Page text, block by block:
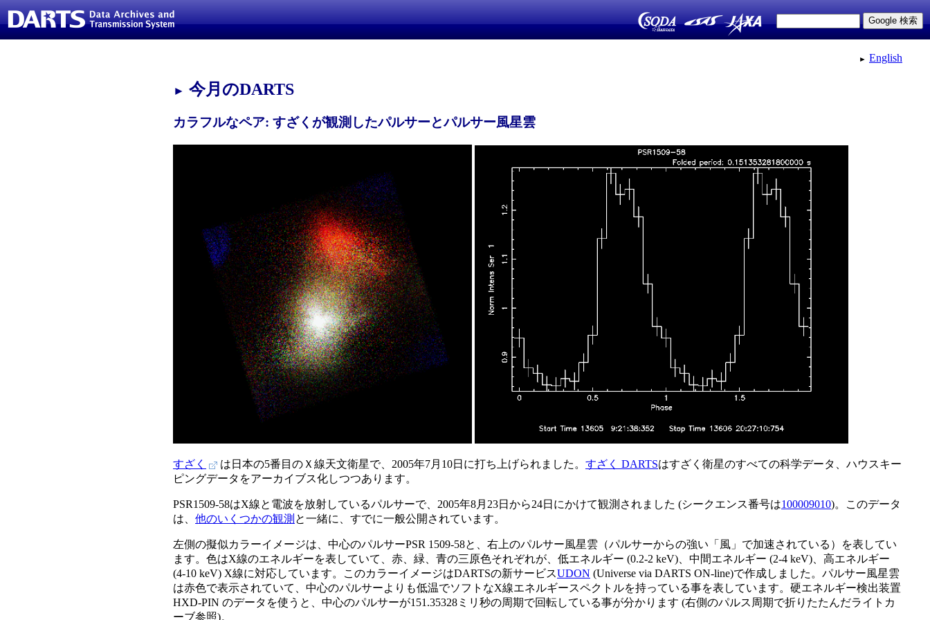
► English
► 今月のDARTS
カラフルなペア: すざくが観測したパルサーとパルサー風星雲
すざく は日本の5番目のＸ線天文衛星で、2005年7月10日に打ち上げられました。 すざく DARTSはすざく衛星のすべての科学データ、ハウスキー
ピングデータをアーカイブス化しつつあります。
PSR1509-58はX線と電波を放射しているパルサーで、2005年8月23日から24日にかけて観測されました (シークエンス番号は100009010)。このデータ
は、 他のいくつかの観測 と一緒に、すでに一般公開されています。
左側の擬似カラーイメージは、中心のパルサーPSR 1509-58と、右上のパルサー風星雲（パルサーからの強い「風」で加速されている）を表してい
ます。色はX線のエネルギーを表していて、赤、緑、青の三原色それぞれが、低エネルギー (0.2-2 keV)、中間エネルギー (2-4 keV)、高エネルギー
(4-10 keV) X線に対応しています。このカラーイメージはDARTSの新サービスUDON (Universe via DARTS ON-line)で作成しました。パルサー風星雲
は赤色で表示されていて、中心のパルサーよりも低温でソフトなX線エネルギースペクトルを持っている事を表しています。硬エネルギー検出装置
HXD-PIN のデータを使うと、中心のパルサーが151.35328ミリ秒の周期で回転している事が分かります (右側のパルス周期で折りたたんだライトカ
ーブ参照)。